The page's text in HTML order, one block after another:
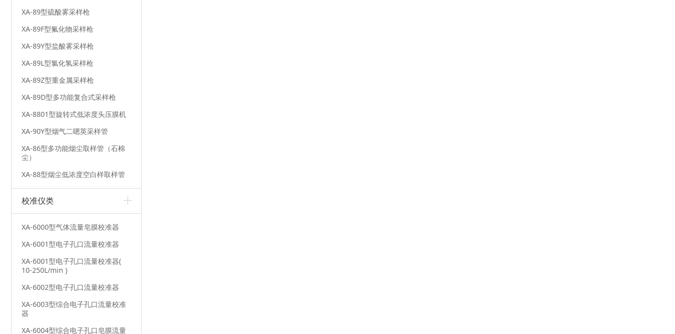
XA-89型硫酸雾采样枪
XA-89F型氟化物采样枪
XA-89Y型盐酸雾采样枪
XA-89L型氯化氢采样枪
XA-89Z型重金属采样枪
XA-89D型多功能复合式采样枪
XA-8801型旋转式低浓度头压膜机
XA-90Y型烟气二嗯英采样管
XA-86型多功能烟尘取样管（石棉
尘）
XA-88型烟尘低浓度空白样取样管
校准仪类
XA-6000型气体流量皂膜校准器
XA-6001型电子孔口流量校准器
XA-6001型电子孔口流量校准器(
10-250L/min )
XA-6002型电子孔口流量校准器
XA-6003型综合电子孔口流量校准
器
XA-6004型综合电子孔口皂膜流量